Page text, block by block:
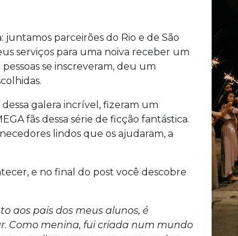
parceirões do Rio e de São
serviços para uma noiva receber um
se inscreveram, deu um
galera incrível, fizeram um
fãs dessa série de ficção fantástica.
lindos que os ajudaram, a
e no final do post você descobre
aos pais dos meus alunos, é
Como menina, fui criada num mundo